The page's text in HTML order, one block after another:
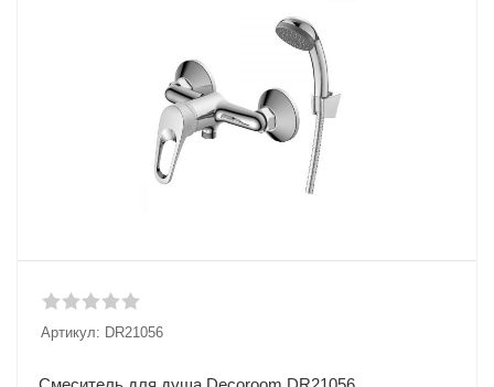
Артикул: DR21056